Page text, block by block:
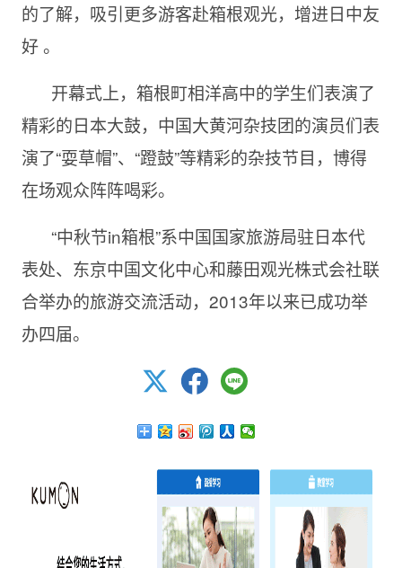
的了解，吸引更多游客赴箱根观光，增进日中友
好 。
开幕式上，箱根町相洋高中的学生们表演了
精彩的日本大鼓，中国大黄河杂技团的演员们表
演了“耍草帽”、“蹬鼓”等精彩的杂技节目，博得
在场观众阵阵喝彩。
“中秋节in箱根”系中国国家旅游局驻日本代
表处、东京中国文化中心和藤田观光株式会社联
合举办的旅游交流活动，2013年以来已成功举
办四届。